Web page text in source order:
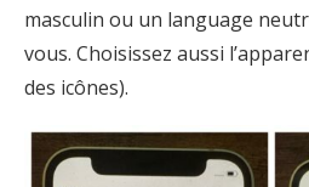
masculin ou un language
vous. Choisissez aussi
des icônes).